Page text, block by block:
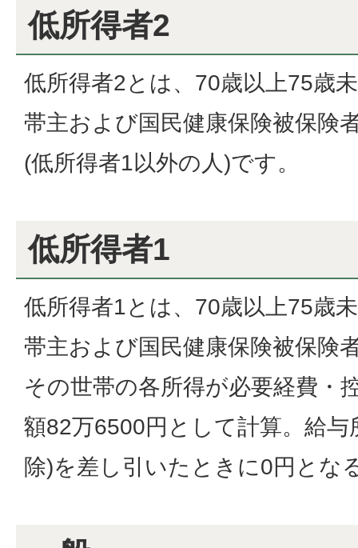
低所得者2
低所得者2とは、70歳以上75歳
帯主および国民健康保険被保険
(低所得者1以外の人)です。
低所得者1
低所得者1とは、70歳以上75歳
帯主および国民健康保険被保険
その世帯の各所得が必要経費・
額82万6500円として計算。給
除)を差し引いたときに0円とな